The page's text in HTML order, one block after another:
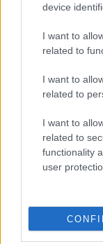
device
I want to
related to
I want to
related to
I want to
related to
functionality
user
και τα
Δήλωσε
ΑΣΕΠ: